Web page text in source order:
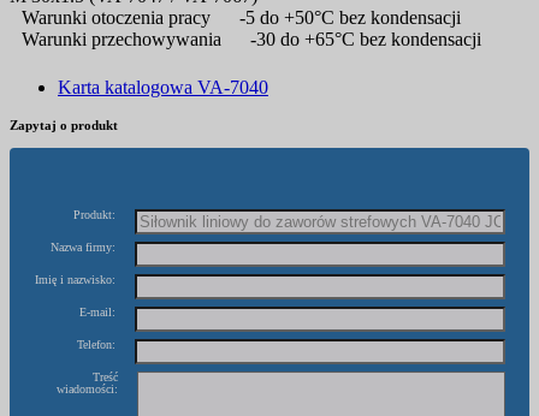
Warunki otoczenia pracy
-5 do +50°C bez kondensacji
Warunki przechowywania
-30 do +65°C bez kondensacji
Karta katalogowa VA-7040
Zapytaj o produkt
Produkt:
Nazwa firmy:
Imię i nazwisko:
E-mail:
Telefon:
Treść
wiadomości: